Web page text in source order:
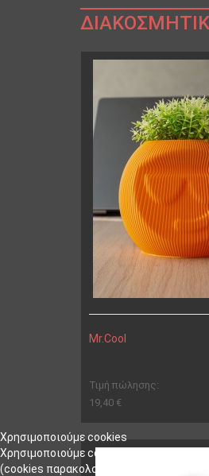
Mr.Cool
Τιμή πώλησης:
19,40 €
Χρησιμοποιούμε cookies
Χρησιμοποιούμε cookies στον ιστότοπό
(cookies παρακολούθησης). Μπορείτε να